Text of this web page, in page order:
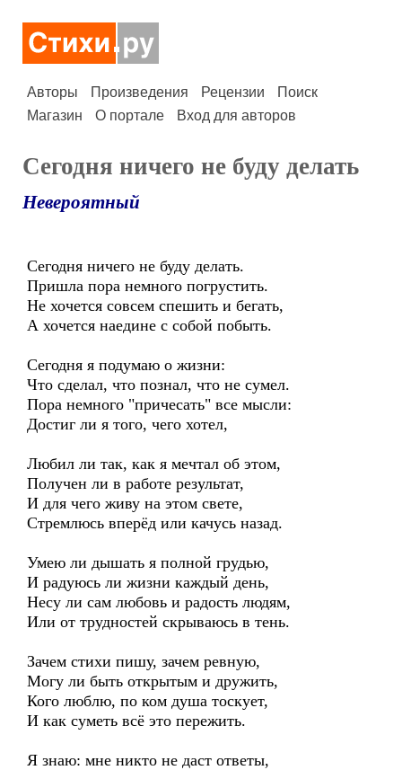
Авторы Произведения Рецензии
Поиск
Магазин
О портале Вход для авторов
Сегодня ничего не буду делать
Невероятный
Сегодня ничего не буду делать.
Пришла пора немного погрустить.
Не хочется совсем спешить и бегать,
А хочется наедине с собой побыть.
Сегодня я подумаю о жизни:
Что сделал, что познал, что не сумел.
Пора немного "причесать" все мысли:
Достиг ли я того, чего хотел,
Любил ли так, как я мечтал об этом,
Получен ли в работе результат,
И для чего живу на этом свете,
Стремлюсь вперёд или качусь назад.
Умею ли дышать я полной грудью,
И радуюсь ли жизни каждый день,
Несу ли сам любовь и радость людям,
Или от трудностей скрываюсь в тень.
Зачем стихи пишу, зачем ревную,
Могу ли быть открытым и дружить,
Кого люблю, по ком душа тоскует,
И как суметь всё это пережить.
Я знаю: мне никто не даст ответы,